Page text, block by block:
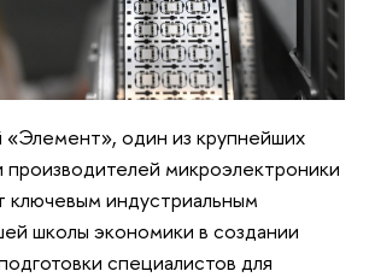
«Элемент», один из крупнейших
производителей микроэлектроники
ключевым индустриальным
школы экономики в создании
специалистов для